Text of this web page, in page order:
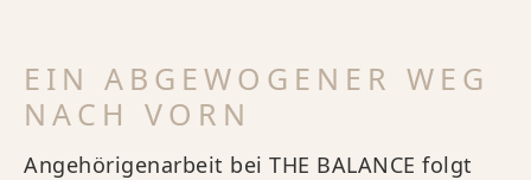
EIN ABGEWOGENER WEG
NACH VORN
Angehörigenarbeit bei THE BALANCE folgt